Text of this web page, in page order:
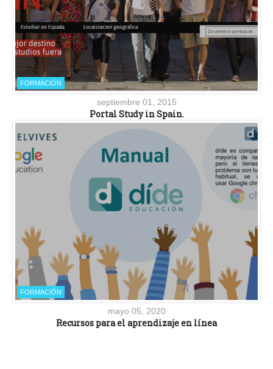
FORMACIÓN
septiembre 01, 2015
Portal Study in Spain.
FORMACIÓN
mayo 05, 2020
Recursos para el aprendizaje en línea